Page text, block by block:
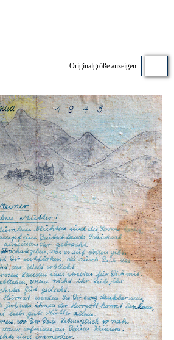
Originalgröße anzeigen